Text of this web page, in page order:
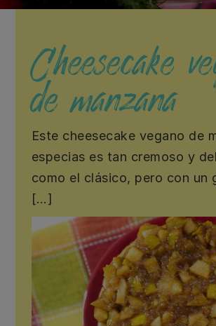
Cheesecake
de manzana
Este cheesecake vegano de
especias es tan cremoso y
como el clásico, pero con un
[…]